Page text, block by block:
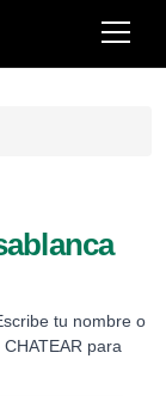
tu nombre o
para